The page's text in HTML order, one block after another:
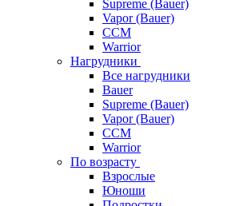
Supreme (Bauer)
Vapor (Bauer)
CCM
Warrior
Нагрудники
Все нагрудники
Bauer
Supreme (Bauer)
Vapor (Bauer)
CCM
Warrior
По возрасту
Взрослые
Юноши